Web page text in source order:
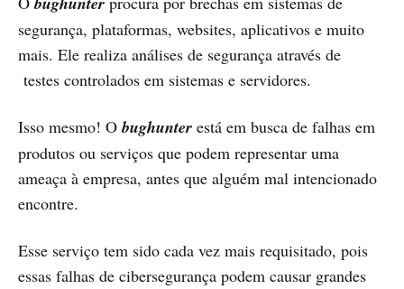
segurança, plataformas, websites, aplicativos e muito
mais. Ele realiza análises de segurança através de
testes controlados em sistemas e servidores.
Isso mesmo! Obughunter está em busca de falhas em
produtos ou serviços que podem representar uma
ameaça à empresa, antes que alguém mal intencionado
encontre.
Esse serviço tem sido cada vez mais requisitado, pois
essas falhas de cibersegurança podem causar grandes